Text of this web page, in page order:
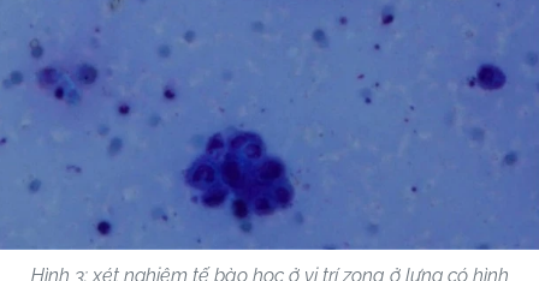
Hình 3: xét nghiệm tế bào học ở vị trí zona ở lưng có hình